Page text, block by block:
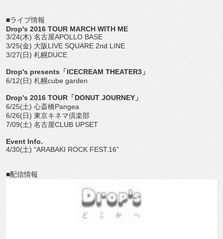
■ライブ情報
Drop's 2016 TOUR MARCH WITH ME
3/24(木) 名古屋APOLLO BASE
3/25(金) 大阪LIVE SQUARE 2nd LINE
3/27(日) 札幌DUCE
Drop's presents「ICECREAM THEATER3」
6/12(日) 札幌cube garden
Drop's 2016 TOUR「DONUT JOURNEY」
6/25(土) 心斎橋Pangea
6/26(日) 東京キネマ倶楽部
7/09(土) 名古屋CLUB UPSET
Event Info.
4/30(土) “ARABAKI ROCK FEST.16”
■配信情報